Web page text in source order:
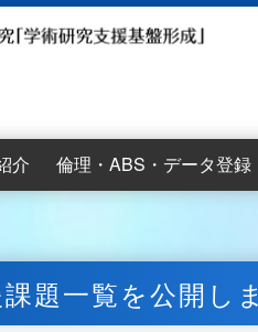
介 倫理・ABS・データ登録
題一覧を公開し